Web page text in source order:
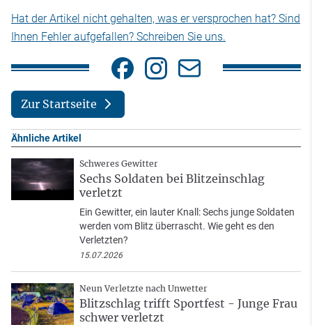
Hat der Artikel nicht gehalten, was er versprochen hat? Sind
Ihnen Fehler aufgefallen? Schreiben Sie uns.
Zur Startseite
Ähnliche Artikel
Schweres Gewitter
Sechs Soldaten bei Blitzeinschlag
verletzt
Ein Gewitter, ein lauter Knall: Sechs junge Soldaten
werden vom Blitz überrascht. Wie geht es den
Verletzten?
15.07.2026
Neun Verletzte nach Unwetter
Blitzschlag trifft Sportfest - Junge Frau
schwer verletzt